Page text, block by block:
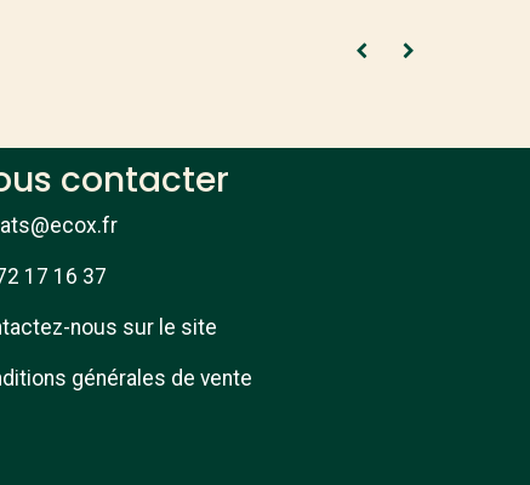
contacter
17 16 37
nous sur le site
générales de vente